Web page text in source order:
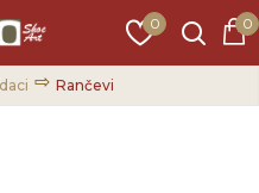
0 0
Rančevi